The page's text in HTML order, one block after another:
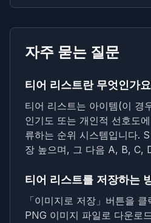
자주 묻는 질문
티어 리스트란 무엇인가
티어 리스트는 아이템(이 경
인기도 또는 개인적 선호도
류하는 순위 시스템입니다.
장 높으며, 그 다음 A, B, C,
티어 리스트를 저장하는
「이미지로 저장」버튼을
PNG 이미지 파일로 다운로